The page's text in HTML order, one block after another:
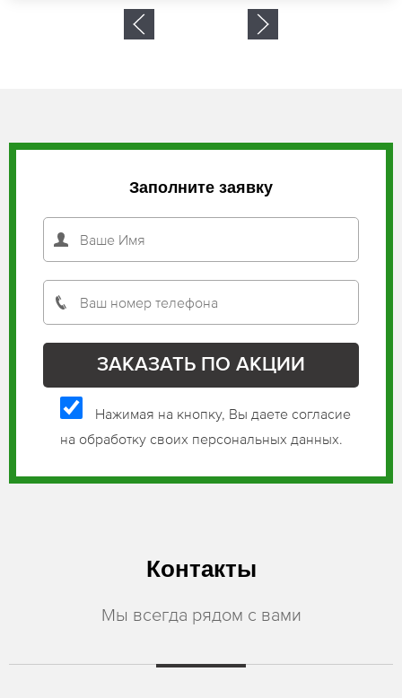
Заполните заявку
Нажимая на кнопку, Вы даете согласие
на обработку своих персональных данных.
Контакты
Мы всегда рядом с вами